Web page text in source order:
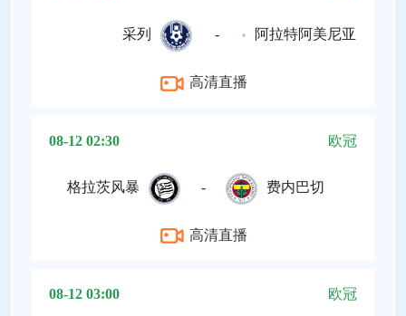
采列 - 阿拉特阿美尼亚
高清直播
08-12 02:30 欧冠
格拉茨风暴 - 费内巴切
高清直播
08-12 03:00 欧冠